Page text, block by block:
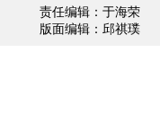
责任编辑：于海荣
版面编辑：邱祺璞